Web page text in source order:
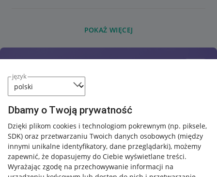
język
Dbamy o Twoją prywatność
Dzięki plikom cookies i technologiom pokrewnym (np. piksele,
SDK) oraz przetwarzaniu Twoich danych osobowych (między
innymi unikalne identyfikatory, dane przeglądarki), możemy
zapewnić, że dopasujemy do Ciebie wyświetlane treści.
Wyrażając zgodę na przechowywanie informacji na
POKAŻ WIĘCEJ